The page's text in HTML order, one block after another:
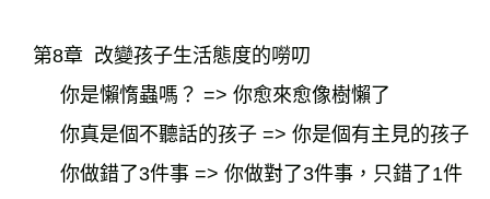
    第8章  改變孩子生活態度的嘮叨
你是懶惰蟲嗎？ => 你愈來愈像樹懶了
你真是個不聽話的孩子 => 你是個有主見的孩子
你做錯了3件事 => 你做對了3件事，只錯了1件